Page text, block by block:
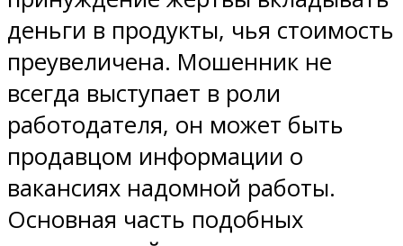
деньги в продукты, чья стоимость
преувеличена. Мошенник не
всегда выступает в роли
работодателя, он может быть
продавцом информации о
вакансиях надомной работы.
Основная часть подобных